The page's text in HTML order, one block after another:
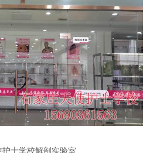
士学校解剖实验室